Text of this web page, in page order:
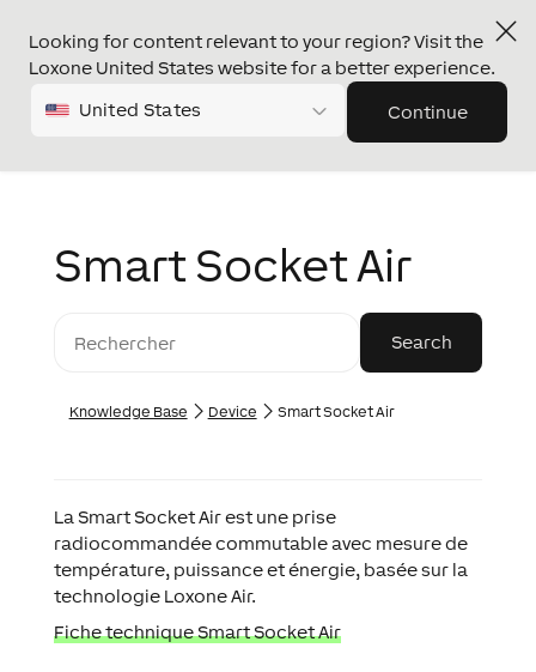
Looking for content relevant to your region? Visit the
Loxone United States website for a better experience.
United States Continue
Smart Socket Air
Knowledge Base Device Smart Socket Air
La Smart Socket Air est une prise
radiocommandée commutable avec mesure de
température, puissance et énergie, basée sur la
technologie Loxone Air.
Fiche technique Smart Socket Air